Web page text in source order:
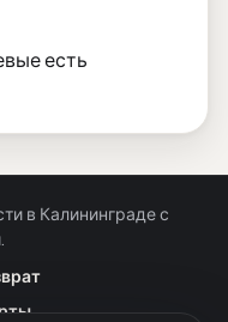
есть
в Калининграде с